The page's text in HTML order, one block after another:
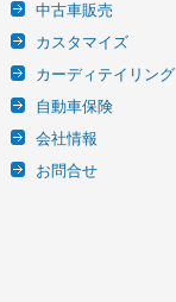
中古車販売
カスタマイズ
カーディテイリング
自動車保険
会社情報
お問合せ